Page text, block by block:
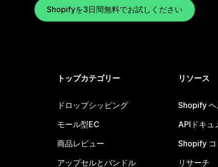
Shopifyを3日間無料でお試しください
トップカテゴリー
ドロップシッピング
モール型EC
商品レビュー
アップセルとバンドル
リソース
Shopify ヘ
APIドキュ
Shopify コ
リサーチ